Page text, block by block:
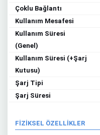
Çoklu Bağlantı
Kullanım Mesafesi
Kullanım Süresi
(Genel)
Kullanım Süresi (+Şarj
Kutusu)
Şarj Tipi
Şarj Süresi
FİZİKSEL ÖZELLİKLER